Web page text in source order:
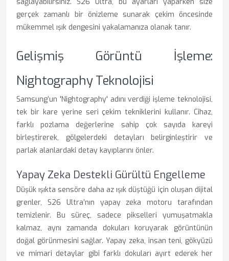
gerçek zamanlı bir önizleme sunarak çekim öncesinde
mükemmel ışık dengesini yakalamanıza olanak tanır.
Gelişmiş Görüntü İşleme:
Nightography Teknolojisi
Samsung’un 'Nightography' adını verdiği işleme teknolojisi,
tek bir kare yerine seri çekim tekniklerini kullanır. Cihaz,
farklı pozlama değerlerine sahip çok sayıda kareyi
birleştirerek, gölgelerdeki detayları belirginleştirir ve
parlak alanlardaki detay kayıplarını önler.
Yapay Zeka Destekli Gürültü Engelleme
Düşük ışıkta sensöre daha az ışık düştüğü için oluşan dijital
grenler, S26 Ultra’nın yapay zeka motoru tarafından
temizlenir. Bu süreç, sadece pikselleri yumuşatmakla
kalmaz, aynı zamanda dokuları koruyarak görüntünün
doğal görünmesini sağlar. Yapay zeka, insan teni, gökyüzü
ve mimari detaylar gibi farklı dokuları ayırt ederek her